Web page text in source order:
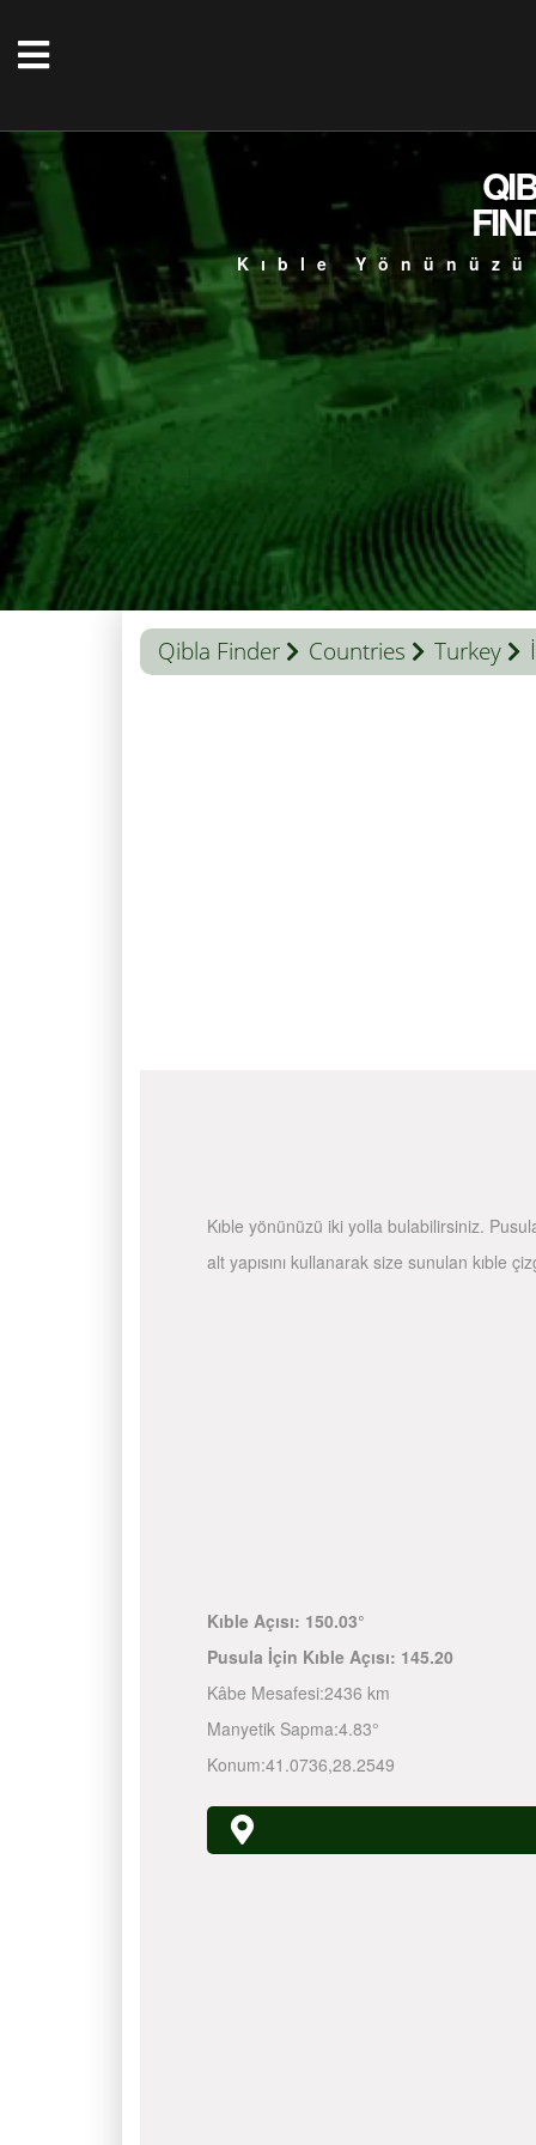
Kıble
Qibla Finder Countries Turkey
Kıble yönünüzü iki yolla bulabilirsiniz.
alt yapısını kullanarak size sunulan kıble
Kıble Açısı: 150.03°
Pusula İçin Kıble Açısı: 145.20
Kâbe Mesafesi:2436 km
Manyetik Sapma:4.83°
Konum:41.0736,28.2549